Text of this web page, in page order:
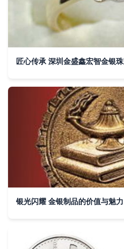
银光闪耀 金银制品的价值与魅力